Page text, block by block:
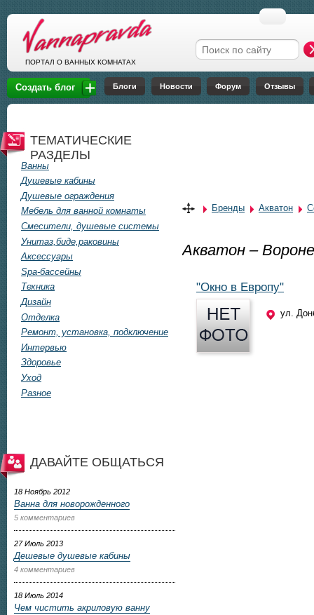
ПОРТАЛ О ВАННЫХ КОМНАТАХ Форма поиска
Создать блог Блоги Новости Форум Отзывы
ТЕМАТИЧЕСКИЕ
РАЗДЕЛЫ
Ванны
Душевые кабины
Душевые ограждения
Мебель для ванной комнаты
Смесители, душевые системы
Унитаз,биде,раковины
Аксессуары
Spa-бассейны
Техника
Дизайн
Отделка
Ремонт, установка, подключение
Интервью
Здоровье
Уход
Разное
ДАВАЙТЕ ОБЩАТЬСЯ
18 Ноябрь 2012
Ванна для новорожденного
5 комментариев
27 Июль 2013
Дешевые душевые кабины
4 комментариев
18 Июль 2014
Чем чистить акриловую ванну
Бренды Акватон
Акватон –
"Окно в Европу"
ул.